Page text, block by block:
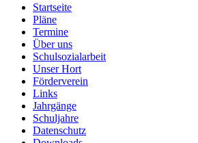
Startseite
Pläne
Termine
Über uns
Schulsozialarbeit
Unser Hort
Förderverein
Links
Jahrgänge
Schuljahre
Datenschutz